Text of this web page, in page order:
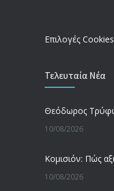
Επιλογές Cookies
Τελευταία Νέα
10/08/2026
10/08/2026